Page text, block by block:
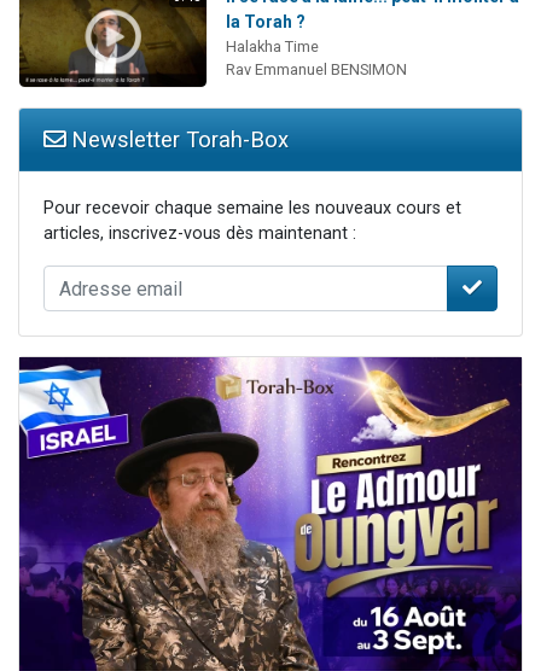
la Torah ?
Halakha Time
Rav Emmanuel BENSIMON
Newsletter Torah-Box
Pour recevoir chaque semaine les nouveaux cours et
articles, inscrivez-vous dès maintenant :